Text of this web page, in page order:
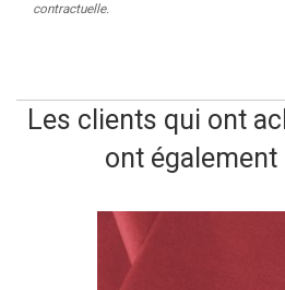
contractuelle.
Les clients qui ont
ont également